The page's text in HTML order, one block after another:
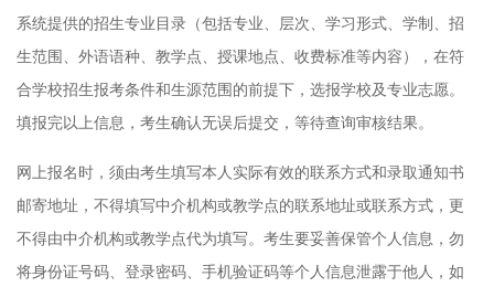
系统提供的招生专业目录（包括专业、层次、学习形式、学制、招
生范围、外语语种、教学点、授课地点、收费标准等内容），在符
合学校招生报考条件和生源范围的前提下，选报学校及专业志愿。
填报完以上信息，考生确认无误后提交，等待查询审核结果。
网上报名时，须由考生填写本人实际有效的联系方式和录取通知书
邮寄地址，不得填写中介机构或教学点的联系地址或联系方式，更
不得由中介机构或教学点代为填写。考生要妥善保管个人信息，勿
将身份证号码、登录密码、手机验证码等个人信息泄露于他人，如